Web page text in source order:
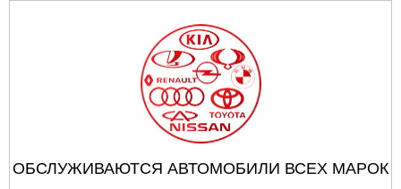
ОБСЛУЖИВАЮТСЯ АВТОМОБИЛИ ВСЕХ МАРОК